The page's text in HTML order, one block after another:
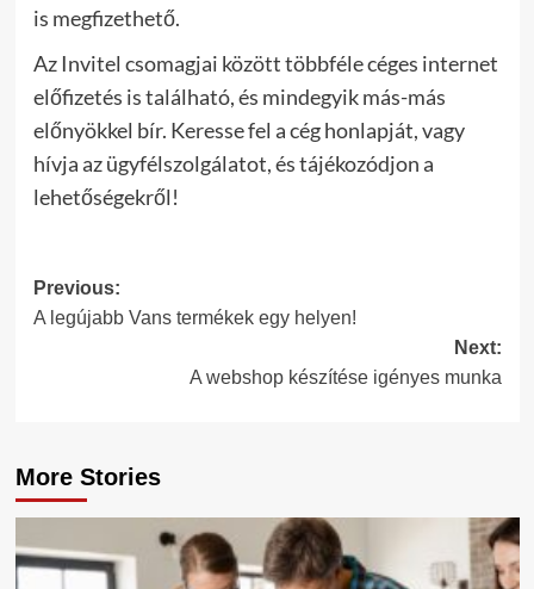
is megfizethető.
Az Invitel csomagjai között többféle céges internet
előfizetés is található, és mindegyik más-más
előnyökkel bír. Keresse fel a cég honlapját, vagy
hívja az ügyfélszolgálatot, és tájékozódjon a
lehetőségekről!
Post
navigation
Previous:
A legújabb Vans termékek egy helyen!
Next:
A webshop készítése igényes munka
More Stories